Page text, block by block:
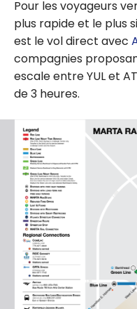
Pour les voyageurs
plus rapide et le plus
est le vol direct avec
compagnies
escale entre YUL et
de 3 heures.